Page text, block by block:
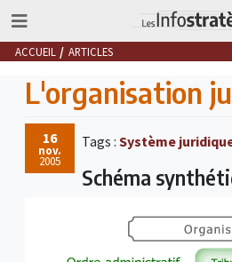
ACCUEIL ARTICLES
L'organisation
16
nov.
2005
Tags : Système
Schéma